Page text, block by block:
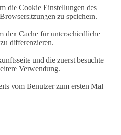
die Cookie Einstellungen des
zu speichern.
den Cache für unterschiedliche
differenzieren.
und die zuerst besuchte
Verwendung.
vom Benutzer zum ersten Mal